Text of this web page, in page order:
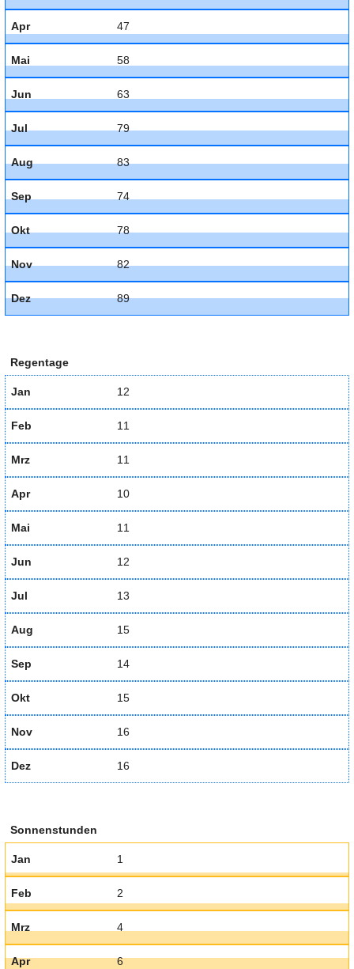
Apr 47
Mai 58
Jun 63
Jul 79
Aug 83
Sep 74
Okt 78
Nov 82
Dez 89
Regentage
Jan 12
Feb 11
Mrz 11
Apr 10
Mai 11
Jun 12
Jul 13
Aug 15
Sep 14
Okt 15
Nov 16
Dez 16
Sonnenstunden
Jan 1
Feb 2
Mrz 4
Apr 6